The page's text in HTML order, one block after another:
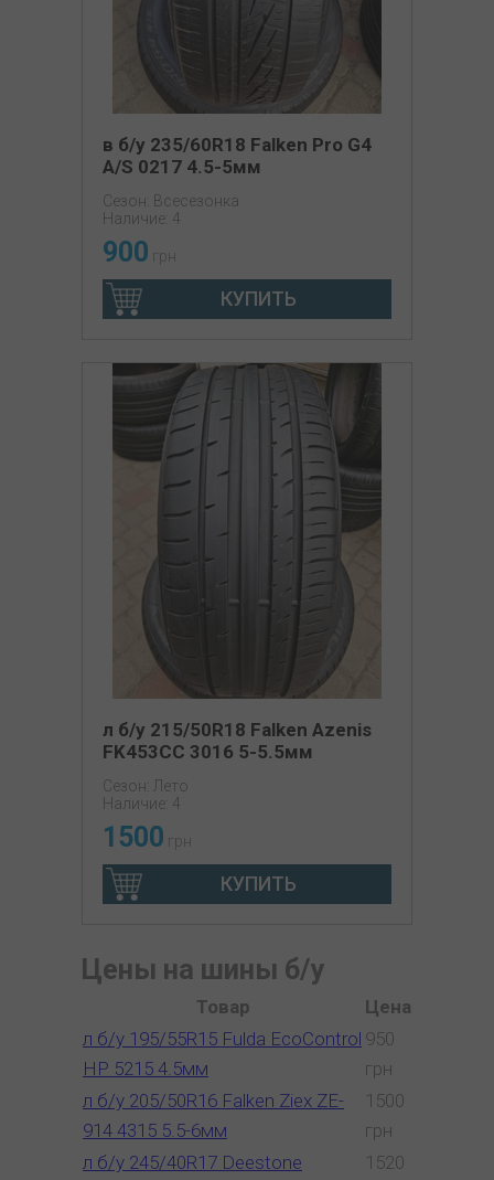
в б/у 235/60R18 Falken Pro G4
A/S 0217 4.5-5мм
Сезон: Всесезонка
Наличие: 4
900 грн
КУПИТЬ
л б/у 215/50R18 Falken Azenis
FK453CC 3016 5-5.5мм
Сезон: Лето
Наличие: 4
1500 грн
КУПИТЬ
Цены на шины б/у
Товар
Цена
л б/у 195/55R15 Fulda EcoControl
HP 5215 4.5мм
950
грн
л б/у 205/50R16 Falken Ziex ZE-
914 4315 5.5-6мм
1500
грн
л б/у 245/40R17 Deestone
1520